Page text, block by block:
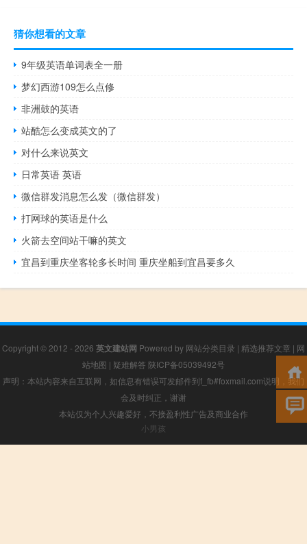
猜你想看的文章
9年级英语单词表全一册
梦幻西游109怎么点修
非洲鼓的英语
站酷怎么变成英文的了
对什么来说英文
日常英语 英语
微信群发消息怎么发（微信群发）
打网球的英语是什么
火箭去空间站干嘛的英文
宜昌到重庆坐客轮多长时间 重庆坐船到宜昌要多久
Copyright © 2012 - 2026 英文建站网 Powered by 网站分类目录 | 精选推荐文章 | 网
站地图 | 疑难解答 陕ICP备05039492号
声明：本站内容来自互联网，如信息有错误可发邮件到f_fb#foxmail.com说明，我们
会及时纠正，谢谢
本站仅为个人兴趣爱好，不接盈利性广告及商业合作
小男孩